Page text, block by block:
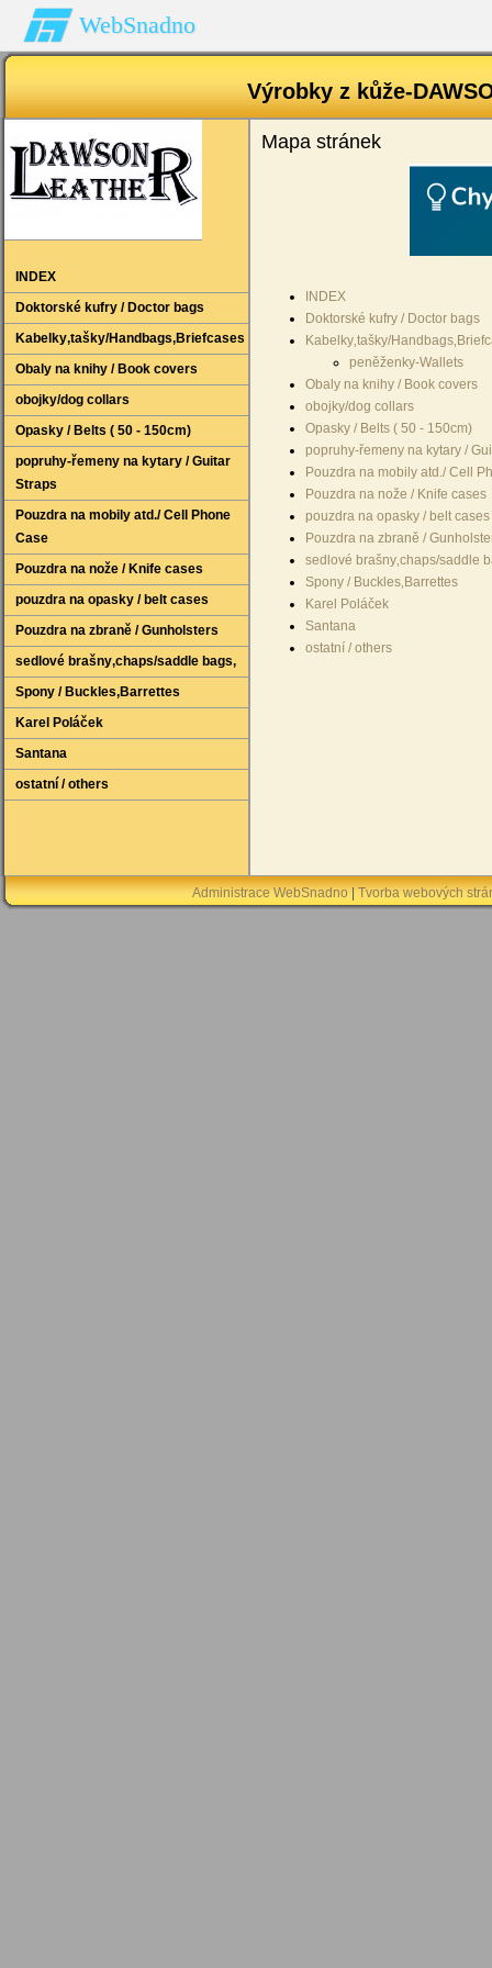
WebSnadno
Výrobky z kůže-
INDEX
Doktorské kufry / Doctor bags
Kabelky‚tašky/Handbags‚Briefcases
Obaly na knihy / Book covers
obojky/dog collars
Opasky / Belts ( 50 - 150cm)
popruhy-řemeny na kytary / Guitar
Straps
Pouzdra na mobily atd./ Cell Phone
Case
Pouzdra na nože / Knife cases
pouzdra na opasky / belt cases
Pouzdra na zbraně / Gunholsters
sedlové brašny‚chaps/saddle bags‚
Spony / Buckles‚Barrettes
Karel Poláček
Santana
ostatní / others
Mapa stránek
INDEX
Doktorské kufry / Doctor bags
Kabelky‚tašky/
peněženky-Wallets
Obaly na knihy / Book covers
obojky/dog collars
Opasky / Belts ( 50 - 150cm)
popruhy-řemeny na kytary /
Pouzdra na mobily atd./ Cell
Pouzdra na nože / Knife cases
pouzdra na opasky / belt cases
Pouzdra na zbraně /
sedlové brašny‚chaps/saddle
Spony / Buckles‚Barrettes
Karel Poláček
Santana
ostatní / others
Administrace WebSnadno Tvorba webových